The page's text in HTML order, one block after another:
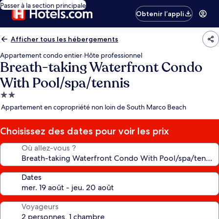
Passer à la section principale
Obtenir l’appli
Afficher tous les hébergements
Appartement condo entier·Hôte professionnel
Breath-taking Waterfront Condo
With Pool/spa/tennis
Hébergement
2.0 étoiles
Appartement en copropriété non loin de South Marco Beach
Choisissez des dates pour voir les prix
Où allez-vous ?
Dates
Voyageurs